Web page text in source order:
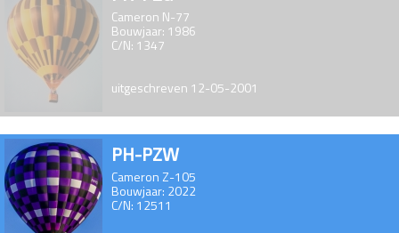
Cameron N-77
Bouwjaar: 1986
C/N: 1347
uitgeschreven 12-05-2001
PH-PZW
Cameron Z-105
Bouwjaar: 2022
C/N: 12511